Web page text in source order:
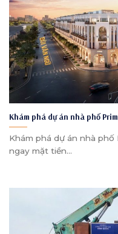
Khám phá dự án nhà phố
Khám phá dự án nhà phố
ngay mặt tiền...